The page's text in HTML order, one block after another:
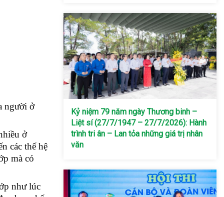
người ở
ở
các thế hệ
mà có
như lúc
Kỷ niệm 79 năm ngày Thương binh –
Liệt sí (27/7/1947 – 27/7/2026): Hành
trình tri ân – Lan tỏa những giá trị nhân
văn